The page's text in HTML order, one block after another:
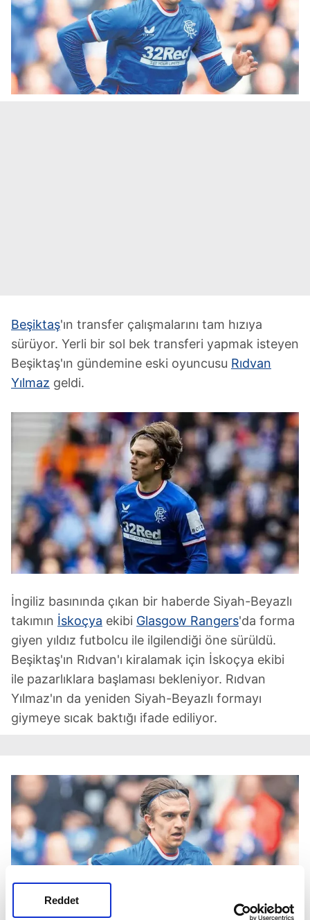
Reddet
Beşiktaş'ın transfer çalışmalarını tam hızıya
sürüyor. Yerli bir sol bek transferi yapmak isteyen
Beşiktaş'ın gündemine eski oyuncusu Rıdvan
Yılmaz geldi.
İngiliz basınında çıkan bir haberde Siyah-Beyazlı
takımın İskoçya ekibi Glasgow Rangers'da forma
giyen yıldız futbolcu ile ilgilendiği öne sürüldü.
Beşiktaş'ın Rıdvan'ı kiralamak için İskoçya ekibi
ile pazarlıklara başlaması bekleniyor. Rıdvan
Yılmaz'ın da yeniden Siyah-Beyazlı formayı
giymeye sıcak baktığı ifade ediliyor.